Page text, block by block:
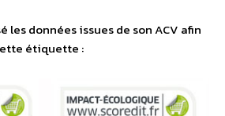
les données issues de son ACV afin
étiquette :